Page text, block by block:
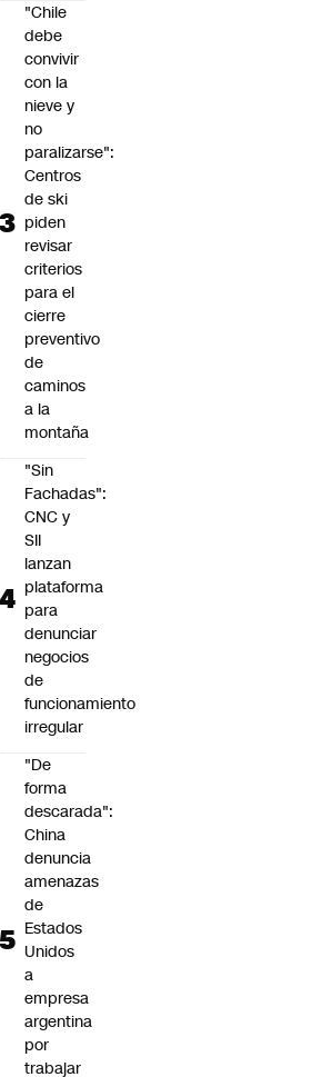
"Chile
debe
convivir
con la
nieve y
no
paralizarse":
Centros
de ski
piden
revisar
criterios
para el
cierre
preventivo
de
caminos
a la
montaña
"Sin
Fachadas":
CNC y
SII
lanzan
plataforma
para
denunciar
negocios
de
funcionamiento
irregular
"De
forma
descarada":
China
denuncia
amenazas
de
Estados
Unidos
a
empresa
argentina
por
trabajar